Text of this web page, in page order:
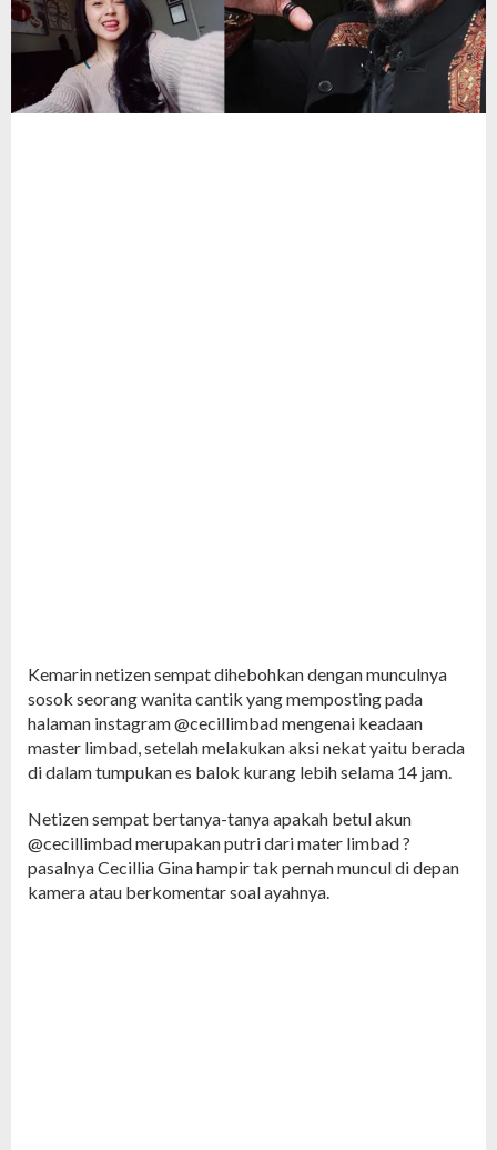
Kemarin netizen sempat dihebohkan dengan munculnya
sosok seorang wanita cantik yang memposting pada
halaman instagram @cecillimbad mengenai keadaan
master limbad, setelah melakukan aksi nekat yaitu berada
di dalam tumpukan es balok kurang lebih selama 14 jam.
Netizen sempat bertanya-tanya apakah betul akun
@cecillimbad merupakan putri dari mater limbad ?
pasalnya Cecillia Gina hampir tak pernah muncul di depan
kamera atau berkomentar soal ayahnya.